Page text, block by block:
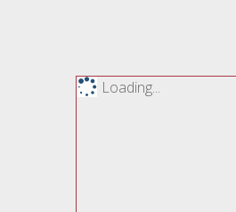
Loading...